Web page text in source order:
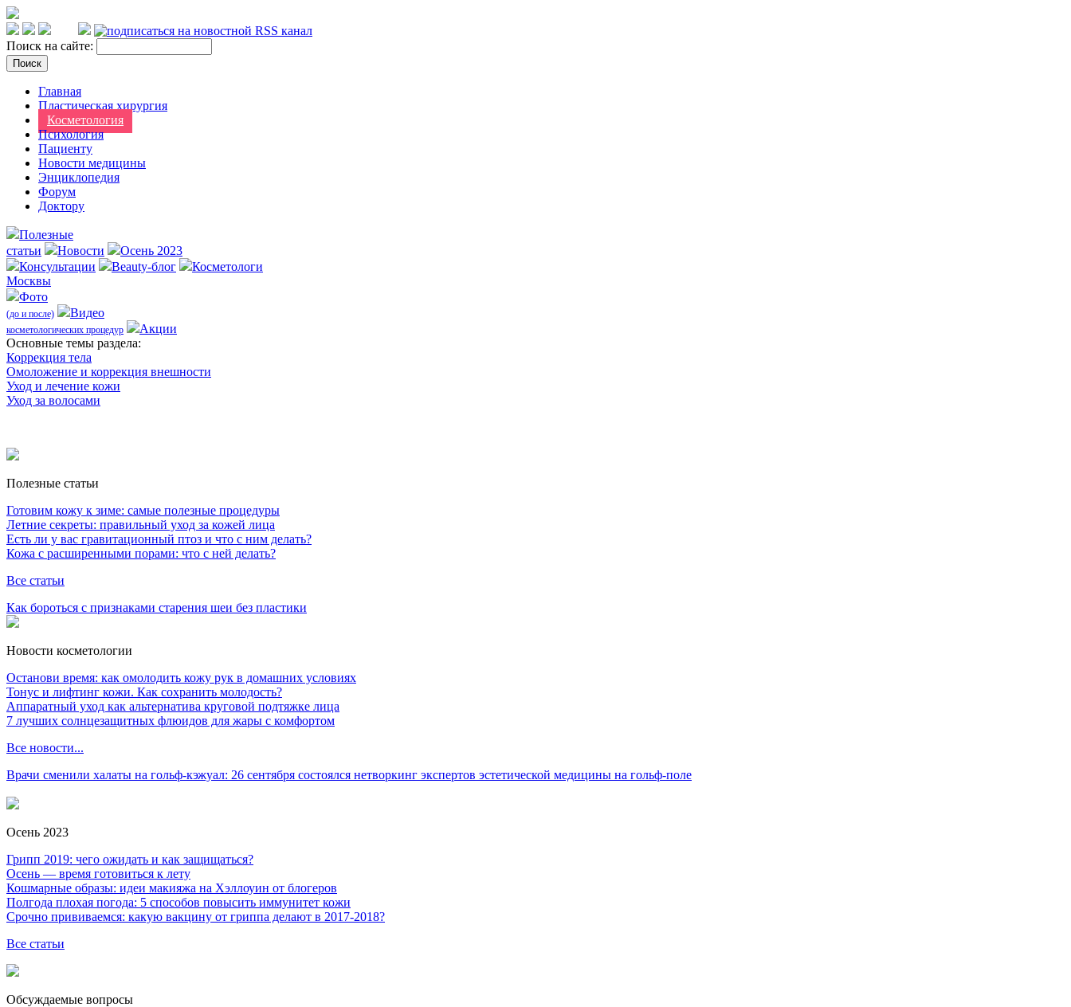
Поиск на сайте:
Главная
Пластическая хирургия
Косметология
Психология
Пациенту
Новости медицины
Энциклопедия
Форум
Доктору
Полезные
статьи
Новости
Осень 2023
Консультации
Beauty-блог
Косметологи
Москвы
Фото
(до и после) Видео
косметологических процедур
Акции
Оcновные темы раздела:
Коррекция тела
Омоложение и коррекция внешности
Уход и лечение кожи
Уход за волосами
Полезные статьи
Готовим кожу к зиме: самые полезные процедуры
Летние секреты: правильный уход за кожей лица
Есть ли у вас гравитационный птоз и что с ним делать?
Кожа с расширенными порами: что с ней делать?
Все статьи
Как бороться с признаками старения шеи без пластики
Новости косметологии
Останови время: как омолодить кожу рук в домашних условиях
Тонус и лифтинг кожи. Как сохранить молодость?
Аппаратный уход как альтернатива круговой подтяжке лица
7 лучших солнцезащитных флюидов для жары с комфортом
Все новости...
Врачи сменили халаты на гольф-кэжуал: 26 сентября состоялся нетворкинг экспертов эстетической медицины на гольф-поле
Осень 2023
Грипп 2019: чего ожидать и как защищаться?
Осень — время готовиться к лету
Кошмарные образы: идеи макияжа на Хэллоуин от блогеров
Полгода плохая погода: 5 способов повысить иммунитет кожи
Срочно прививаемся: какую вакцину от гриппа делают в 2017-2018?
Все статьи
Обсуждаемые вопросы